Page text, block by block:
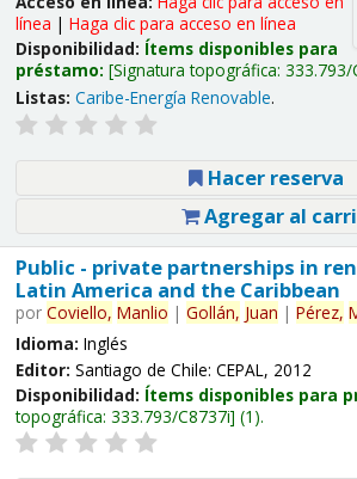
línea | Haga clic para acceso en línea
Disponibilidad: Ítems disponibles para
préstamo: Signatura topográfica: 333.793/
Listas: Caribe-Energía Renovable.
Hacer reserva
Agregar al
Public - private partnerships in
Latin America and the Caribbean
por Coviello, Manlio | Gollán, Juan | Pérez,
Idioma: Inglés
Editor: Santiago de Chile: CEPAL, 2012
Disponibilidad: Ítems disponibles para
topográfica: 333.793/C8737i (1).